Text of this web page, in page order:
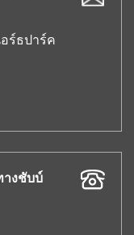
ร์ธปาร์ค
างชับบ์